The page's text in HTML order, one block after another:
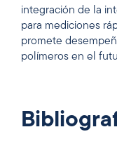
integración de la
para mediciones
promete
polímeros en el